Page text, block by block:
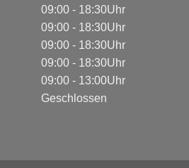
09:00 - 18:30Uhr
09:00 - 18:30Uhr
09:00 - 18:30Uhr
09:00 - 18:30Uhr
09:00 - 13:00Uhr
Geschlossen